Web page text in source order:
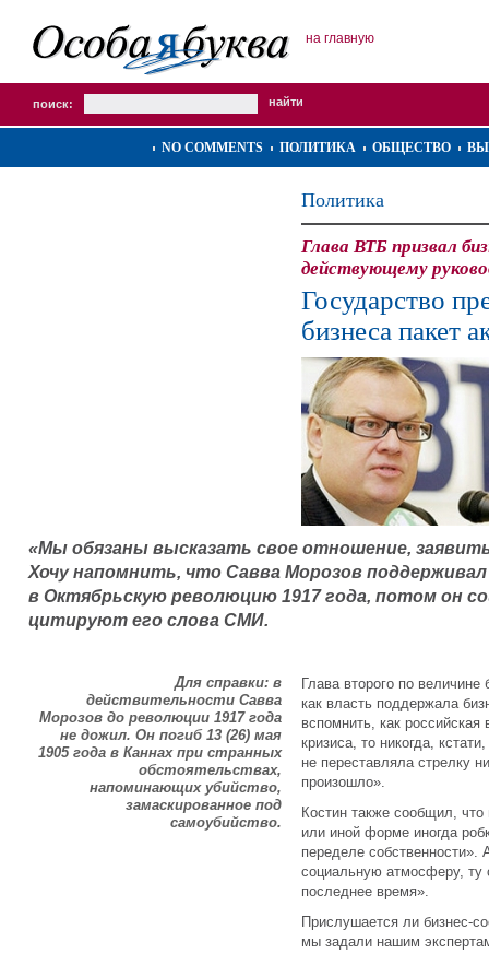
на главную
поиск:
NO COMMENTS ПОЛИТИКА ОБЩЕСТВО
Политика
Глава ВТБ призвал
действующему
Государство
бизнеса пакет
«Мы обязаны высказать свое отношение,
Хочу напомнить, что Савва Морозов
в Октябрьскую революцию 1917 года, потом он
цитируют его слова СМИ.
Для справки: в
действительности Савва
Морозов до революции 1917 года
не дожил. Он погиб 13 (26) мая
1905 года в Каннах при странных
обстоятельствах,
напоминающих убийство,
замаскированное под
самоубийство.
Глава второго по
как власть поддержала
вспомнить, как
кризиса, то никогда,
не переставляла стрелку
произошло».
Костин также сообщил,
или иной форме иногда
переделе
социальную атмосферу, ту
последнее время».
Прислушается ли бизнес-
мы задали нашим